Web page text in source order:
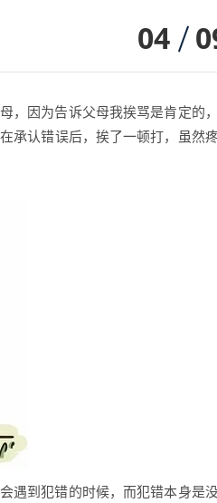
04
因为告诉父母我挨骂是肯定的，
承认错误后，挨了一顿打，虽然
遇到犯错的时候，而犯错本身是